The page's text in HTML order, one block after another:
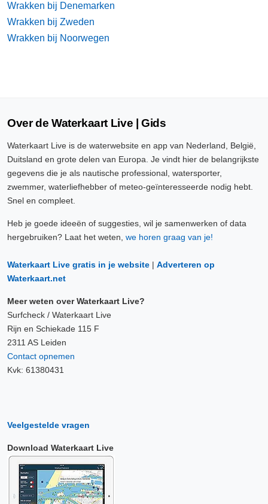
Wrakken bij Denemarken
Wrakken bij Zweden
Wrakken bij Noorwegen
Over de Waterkaart Live | Gids
Waterkaart Live is de waterwebsite en app van Nederland, België,
Duitsland en grote delen van Europa. Je vindt hier de belangrijkste
gegevens die je als nautische professional, watersporter,
zwemmer, waterliefhebber of meteo-geïnteresseerde nodig hebt.
Snel en compleet.
Heb je goede ideeën of suggesties, wil je samenwerken of data
hergebruiken? Laat het weten, we horen graag van je!
Waterkaart Live gratis in je website | Adverteren op
Waterkaart.net
Meer weten over Waterkaart Live?
Surfcheck / Waterkaart Live
Rijn en Schiekade 115 F
2311 AS Leiden
Contact opnemen
Kvk: 61380431
Veelgestelde vragen
Download Waterkaart Live